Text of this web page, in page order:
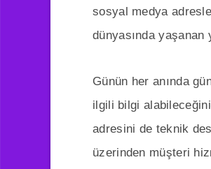
sosyal medya
dünyasında
Günün her anında
ilgili bilgi
adresini de teknik
üzerinden müşteri